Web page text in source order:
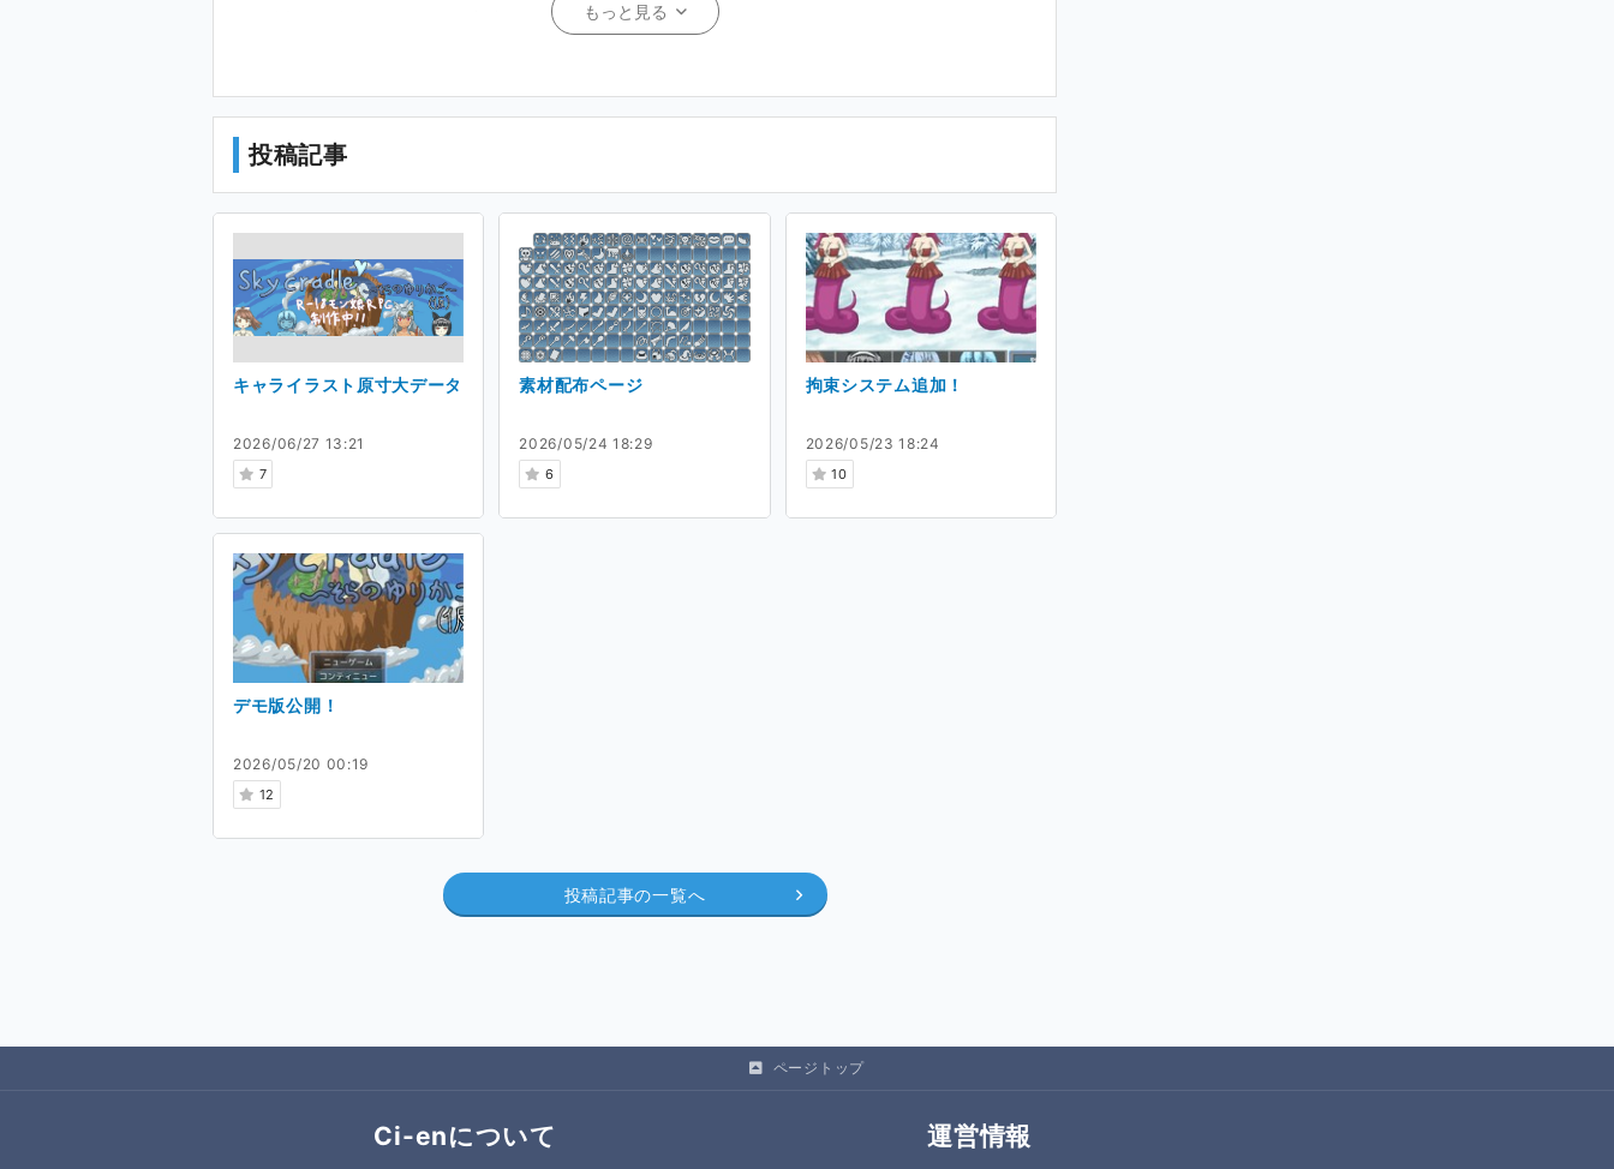
ゲームのために自作した素材もここで配布予定です。
クリエイター活動について
趣味でゲームを制作しています。
ドット絵も多少できるので、キャラクターだけでなくマップやアイコンなども
自作中です。
(現在マップは未完成のため自作仮置き素材とツクールmzデフォルト素材を利
用)
アンケートなども反映していきます。
Ci-enでの活動について
制作中のゲーム本体は無料で公開します。
もっと見る
投稿記事
2026/06/27 13:21
7
キャライラスト原寸大データ
2026/05/24 18:29
6
素材配布ページ
2026/05/23 18:24
10
拘束システム追加！
2026/05/20 00:19
12
デモ版公開！
投稿記事の一覧へ
ページトップ
Ci-enについて 運営情報